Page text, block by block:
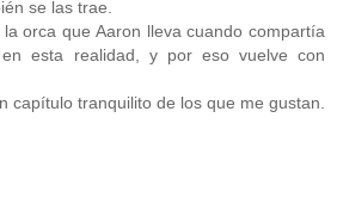
se las trae.
orca que Aaron lleva cuando compartía
esta realidad, y por eso vuelve con
capítulo tranquilito de los que me gustan.